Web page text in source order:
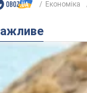
Економіка
Важливе